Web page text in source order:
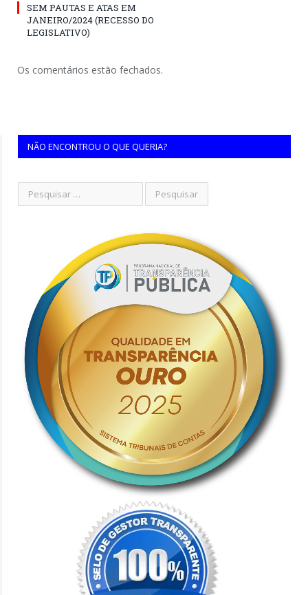
SEM PAUTAS E ATAS EM
JANEIRO/2024 (RECESSO DO
LEGISLATIVO)
Os comentários estão fechados.
NÃO ENCONTROU O QUE QUERIA?